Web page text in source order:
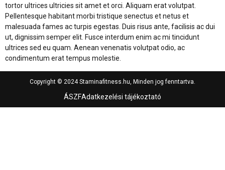
tortor ultrices ultricies sit amet et orci. Aliquam erat volutpat.
Pellentesque habitant morbi tristique senectus et netus et
malesuada fames ac turpis egestas. Duis risus ante, facilisis ac dui
ut, dignissim semper elit. Fusce interdum enim ac mi tincidunt
ultrices sed eu quam. Aenean venenatis volutpat odio, ac
condimentum erat tempus molestie.
Copyright © 2024 Staminafitness.hu, Minden jog fenntartva.
ÁSZFAdatkezelési tájékoztató